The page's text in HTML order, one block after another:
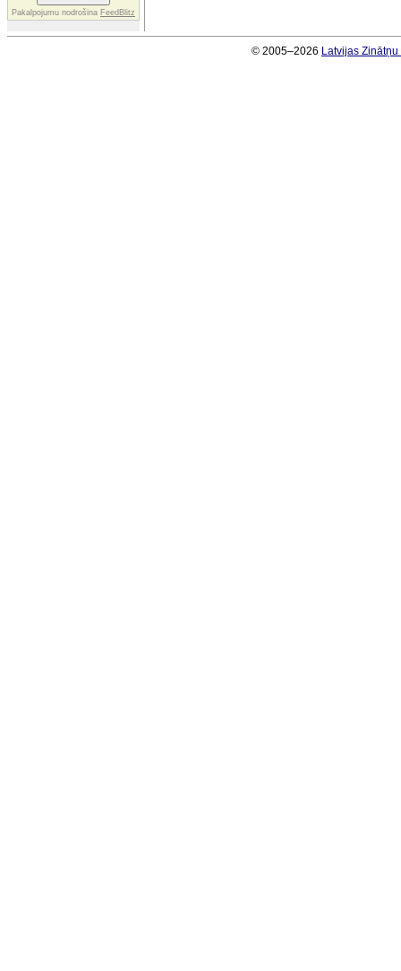
Pakalpojumu nodrošina FeedBlitz
© 2005–2026 Latvijas